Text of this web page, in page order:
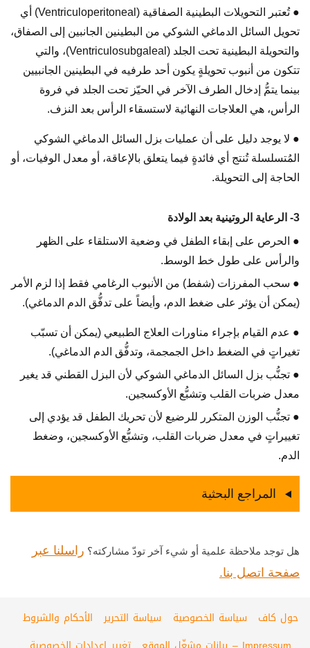
● تُعتبر التحويلات البطينية الصفاقية (Ventriculoperitoneal) أي
تحويل السائل الدماغي الشوكي من البطينين الجانبين إلى الصفاق،
والتحويلة البطينية تحت الجلد (Ventriculosubgaleal)، والتي
تتكون من أنبوب تحويلةٍ يكون أحد طرفيه في البطينين الجانبيين
بينما يتمُّ إدخال الطرف الآخر في الحيّز تحت الجلد في فروة
الرأس، هي العلاجات النهائية لاستسقاء الرأس بعد النزف.
● لا يوجد دليل على أن عمليات بزل السائل الدماغي الشوكي
المُتسلسلة تُنتج أي فائدةٍ فيما يتعلق بالإعاقة، أو معدل الوفيات، أو
الحاجة إلى التحويلة.
3- الرعاية الروتينية بعد الولادة
● الحرص على إبقاء الطفل في وضعية الاستلقاء على الظهر
والرأس على طول خط الوسط.
● سحب المفرزات (شفط) من الأنبوب الرغامي فقط إذا لزم الأمر
(يمكن أن يؤثر على ضغط الدم، وأيضاً على تدفُّق الدم الدماغي).
● عدم القيام بإجراء مناورات العلاج الطبيعي (يمكن أن تسبّب
تغيراتٍ في الضغط داخل الجمجمة، وتدفُّق الدم الدماغي).
● تجنُّب بزل السائل الدماغي الشوكي لأن البزل القطني قد يغير
معدل ضربات القلب وتشبُّع الأوكسجين.
● تجنُّب الوزن المتكرر للرضيع لأن تحريك الطفل قد يؤدي إلى
تغييراتٍ في معدل ضربات القلب، وتشبُّع الأوكسجين، وضغط
الدم.
المراجع البحثية
هل توجد ملاحظة علمية أو شيء آخر تودّ مشاركته؟ راسلنا عبر
صفحة اتصل بنا.
حول كاف سياسة الخصوصية سياسة التحرير
الأحكام والشروط